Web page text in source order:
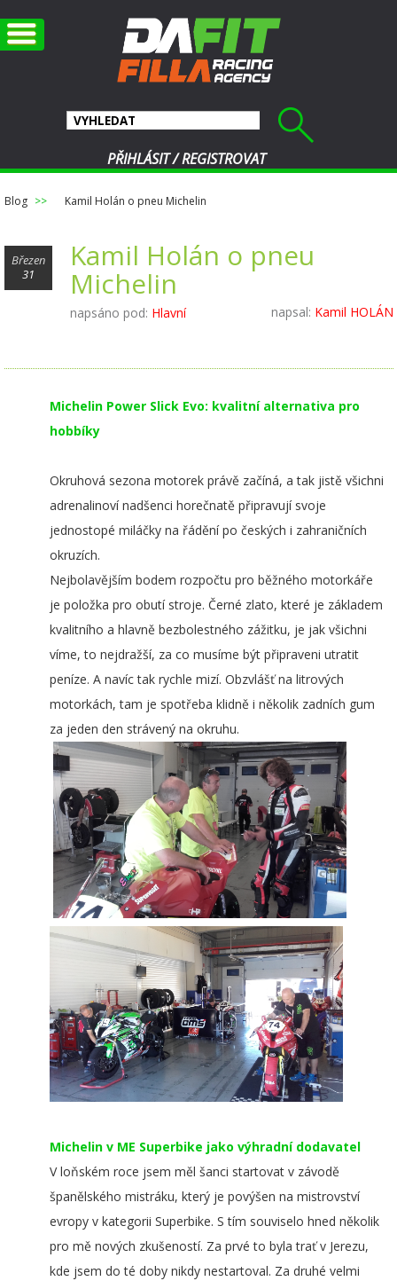
PŘIHLÁSIT/ REGISTROVAT
Blog Kamil Holán o pneu Michelin
Březen
31
Kamil Holán o pneu
Michelin
napsáno pod: Hlavní napsal: Kamil HOLÁN
Michelin Power Slick Evo: kvalitní alternativa pro
hobbíky
Okruhová sezona motorek právě začíná, a tak jistě všichni
adrenalinoví nadšenci horečnatě připravují svoje
jednostopé miláčky na řádění po českých i zahraničních
okruzích.
Nejbolavějším bodem rozpočtu pro běžného motorkáře
je položka pro obutí stroje. Černé zlato, které je základem
kvalitního a hlavně bezbolestného zážitku, je jak všichni
víme, to nejdražší, za co musíme být připraveni utratit
peníze. A navíc tak rychle mizí. Obzvlášť na litrových
motorkách, tam je spotřeba klidně i několik zadních gum
za jeden den strávený na okruhu.
Michelin v ME Superbike jako výhradní dodavatel
V loňském roce jsem měl šanci startovat v závodě
španělského mistráku, který je povýšen na mistrovství
evropy v kategorii Superbike. S tím souviselo hned několik
pro mě nových zkušeností. Za prvé to byla trať v Jerezu,
kde jsem do té doby nikdy nestartoval. Za druhé velmi